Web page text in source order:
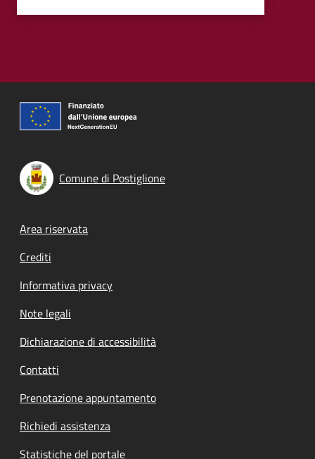
Comune di Postiglione
Footer menu
Area riservata
Crediti
Informativa privacy
Note legali
Dichiarazione di accessibilità
Contatti
Prenotazione appuntamento
Richiedi assistenza
Statistiche del portale